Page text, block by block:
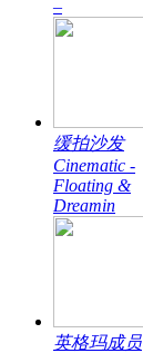
–
缓拍沙发
Cinematic -
Floating &
Dreamin
英格玛成员